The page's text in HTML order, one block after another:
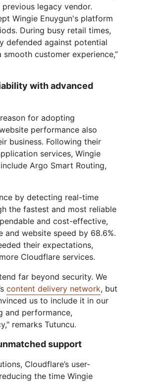
legacy vendor.
Wingie Enuygun's platform
During busy retail times,
defended against potential
customer experience,”
with advanced
for adopting
performance also
business. Following their
services, Wingie
Argo Smart Routing,
by detecting real-time
the fastest and most reliable
and cost-effective,
website speed by 68.6%.
their expectations,
Cloudflare services.
far beyond security. We
content delivery network, but
us to include it in our
and performance,
remarks Tutuncu.
support
Cloudflare’s user-
the time Wingie